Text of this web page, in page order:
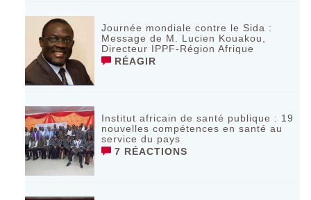
Journée mondiale contre le Sida :
Message de M. Lucien Kouakou,
Directeur IPPF-Région Afrique
RÉAGIR
Institut africain de santé publique : 19
nouvelles compétences en santé au
service du pays
7 RÉACTIONS